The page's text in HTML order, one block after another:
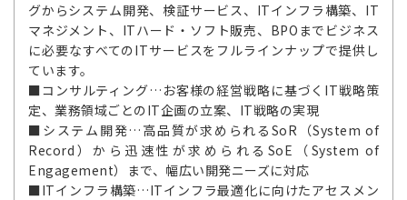
グからシステム開発、検証サービス、ITインフラ構築、IT
マネジメント、ITハード・ソフト販売、BPOまでビジネス
に必要なすべてのITサービスをフルラインナップで提供し
ています。
■コンサルティング…お客様の経営戦略に基づくIT戦略策
定、業務領域ごとのIT企画の立案、IT戦略の実現
■システム開発…高品質が求められるSoR（System of
Record）から迅速性が求められるSoE（System of
Engagement）まで、幅広い開発ニーズに対応
■ITインフラ構築…ITインフラ最適化に向けたアセスメン